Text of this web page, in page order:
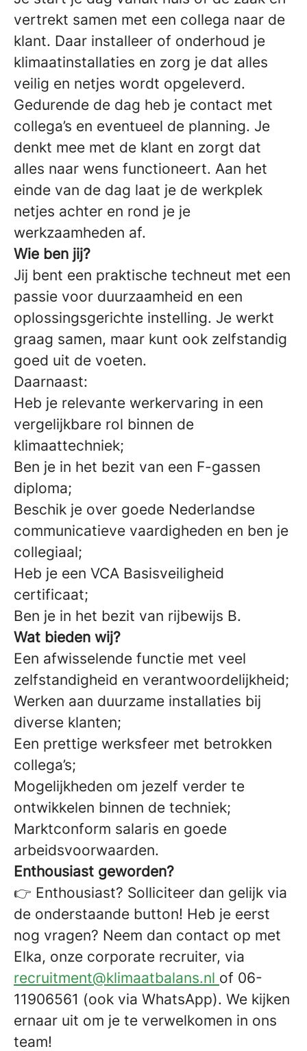
vertrekt samen met een collega naar de
klant. Daar installeer of onderhoud je
klimaatinstallaties en zorg je dat alles
veilig en netjes wordt opgeleverd.
Gedurende de dag heb je contact met
collega’s en eventueel de planning. Je
denkt mee met de klant en zorgt dat
alles naar wens functioneert. Aan het
einde van de dag laat je de werkplek
netjes achter en rond je je
werkzaamheden af.
Wie ben jij?
Jij bent een praktische techneut met een
passie voor duurzaamheid en een
oplossingsgerichte instelling. Je werkt
graag samen, maar kunt ook zelfstandig
goed uit de voeten.
Daarnaast:
Heb je relevante werkervaring in een
vergelijkbare rol binnen de
klimaattechniek;
Ben je in het bezit van een F-gassen
diploma;
Beschik je over goede Nederlandse
communicatieve vaardigheden en ben je
collegiaal;
Heb je een VCA Basisveiligheid
certificaat;
Ben je in het bezit van rijbewijs B.
Wat bieden wij?
Een afwisselende functie met veel
zelfstandigheid en verantwoordelijkheid;
Werken aan duurzame installaties bij
diverse klanten;
Een prettige werksfeer met betrokken
collega’s;
Mogelijkheden om jezelf verder te
ontwikkelen binnen de techniek;
Marktconform salaris en goede
arbeidsvoorwaarden.
Enthousiast geworden?
👉 Enthousiast? Solliciteer dan gelijk via
de onderstaande button! Heb je eerst
nog vragen? Neem dan contact op met
Elka, onze corporate recruiter, via
recruitment@klimaatbalans.nl of 06-
11906561 (ook via WhatsApp). We kijken
ernaar uit om je te verwelkomen in ons
team!